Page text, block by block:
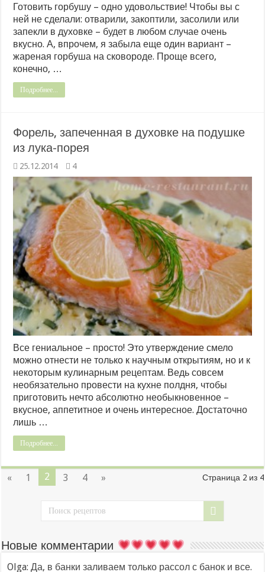
Готовить горбушу – одно удовольствие! Чтобы вы с
ней не сделали: отварили, закоптили, засолили или
запекли в духовке – будет в любом случае очень
вкусно. А, впрочем, я забыла еще один вариант –
жареная горбуша на сковороде. Проще всего,
конечно, …
Подробнее...
Форель, запеченная в духовке на подушке
из лука-порея
25.12.2014 4
Все гениальное – просто! Это утверждение смело
можно отнести не только к научным открытиям, но и к
некоторым кулинарным рецептам. Ведь совсем
необязательно провести на кухне полдня, чтобы
приготовить нечто абсолютно необыкновенное –
вкусное, аппетитное и очень интересное. Достаточно
лишь …
Подробнее...
Страница 2 из 4
« 1 2 3 4 »
Новые комментарии
Olga: Да, в банки заливаем только рассол с банок и все.